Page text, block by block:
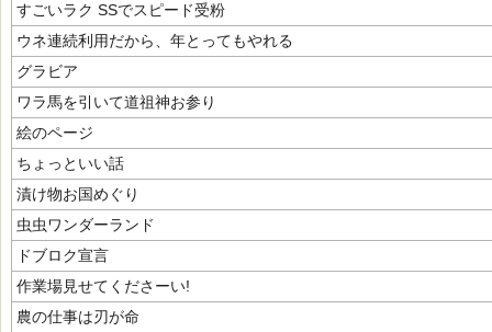
すごいラク SSでスピード受粉
ウネ連続利用だから、年とってもやれる
グラビア
ワラ馬を引いて道祖神お参り
絵のページ
ちょっといい話
漬け物お国めぐり
虫虫ワンダーランド
ドブロク宣言
作業場見せてくださーい!
農の仕事は刃が命